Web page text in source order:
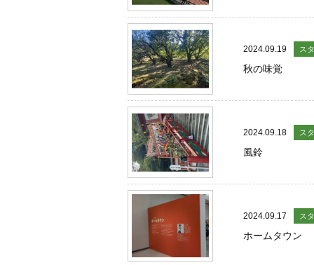
2024.09.19 ス
秋の味覚
2024.09.18 ス
風鈴
2024.09.17 ス
ホームタウン